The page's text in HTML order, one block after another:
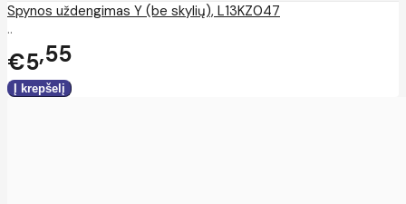
Spynos uždengimas Y (be skylių), L13KZ047
..
€5 55